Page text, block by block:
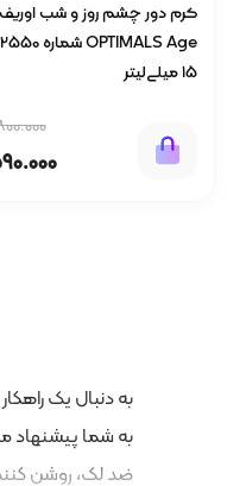
کرم دور چشم روز و شب
15 میلی‌لیتر
به‌ دنبال یک
به شما پیشنهاد
ضد لک، روشن‌